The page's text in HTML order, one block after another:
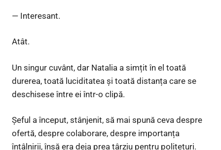
— Interesant.
Atât.
Un singur cuvânt, dar Natalia a simțit în el toată
durerea, toată luciditatea și toată distanța care se
deschisese între ei într-o clipă.
Șeful a început, stânjenit, să mai spună ceva despre
ofertă, despre colaborare, despre importanța
întâlnirii, însă era deja prea târziu pentru politețuri.